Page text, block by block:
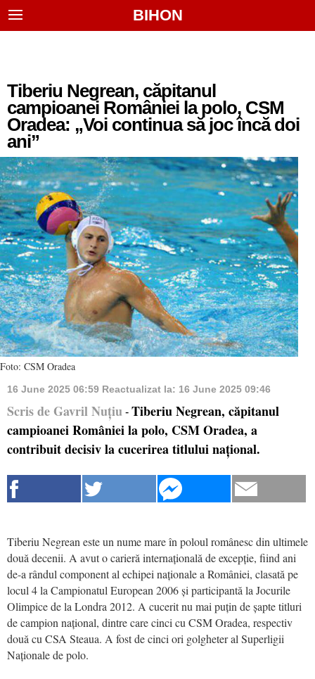
BIHON
Tiberiu Negrean, căpitanul
campioanei României la polo, CSM
Oradea: „Voi continua să joc încă doi
ani”
Foto: CSM Oradea
16 June 2025 06:59 Reactualizat la: 16 June 2025 09:46
Scris de Gavril Nuțiu - Tiberiu Negrean, căpitanul
campioanei României la polo, CSM Oradea, a
contribuit decisiv la cucerirea titlului național.
Tiberiu Negrean este un nume mare în poloul românesc din ultimele
două decenii. A avut o carieră internațională de excepție, fiind ani
de-a rândul component al echipei naționale a României, clasată pe
locul 4 la Campionatul European 2006 și participantă la Jocurile
Olimpice de la Londra 2012. A cucerit nu mai puțin de șapte titluri
de campion național, dintre care cinci cu CSM Oradea, respectiv
două cu CSA Steaua. A fost de cinci ori golgheter al Superligii
Naționale de polo.